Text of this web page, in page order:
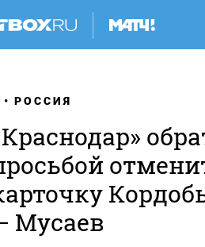
РОССИЯ
Мусаев